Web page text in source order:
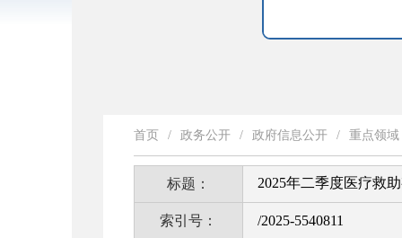
首页 / 政务公开 / 政府信息公开 / 重点领域
标题： 2025年二季度医疗救
索引号： /2025-5540811